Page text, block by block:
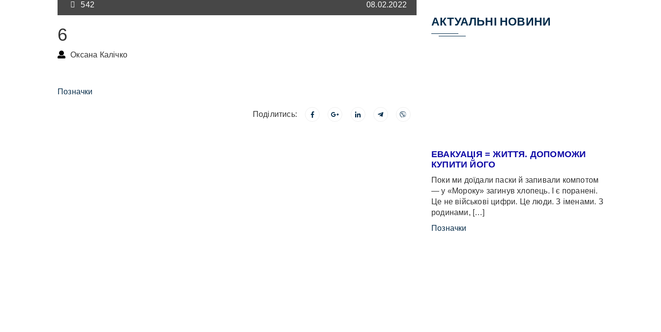
542 08.02.2022
6
Оксана Калічко
Позначки
Поділитись:
АКТУАЛЬНІ НОВИНИ
ЕВАКУАЦІЯ = ЖИТТЯ. ДОПОМОЖИ
КУПИТИ ЙОГО
Поки ми доїдали паски й запивали компотом
— у «Мороку» загинув хлопець. І є поранені.
Це не військові цифри. Це люди. З іменами. З
родинами, […]
Позначки